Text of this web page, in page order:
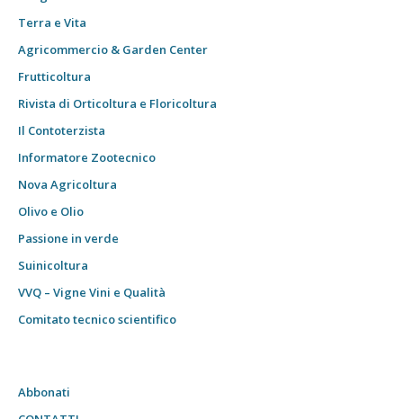
Terra e Vita
Agricommercio & Garden Center
Frutticoltura
Rivista di Orticoltura e Floricoltura
Il Contoterzista
Informatore Zootecnico
Nova Agricoltura
Olivo e Olio
Passione in verde
Suinicoltura
VVQ – Vigne Vini e Qualità
Comitato tecnico scientifico
Abbonati